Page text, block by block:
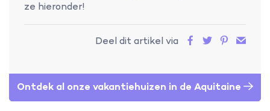
ze hieronder!
Deel dit artikel via
Ontdek al onze vakantiehuizen in de Aquitaine